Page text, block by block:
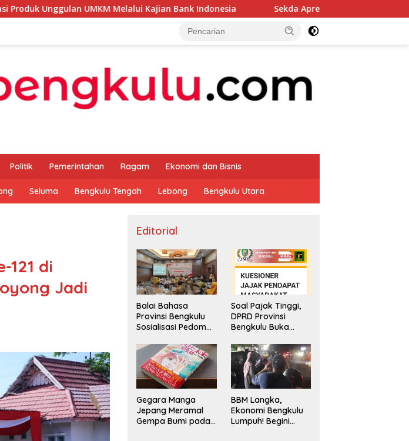
UMKM Melalui Kajian Bank Indonesia Sekda Apresiasi Inspektorat Provinsi Bengkulu
Politik Pemerintahan Ragam Ekonomi dan Bisnis
Seluma Bengkulu Tengah Lebong Bengkulu Utara
121 di
Jadi
Editorial
Balai Bahasa
Provinsi Bengkulu
Sosialisasi Pedoman
Penggunaan
Bahasa Indonesia
Soal Pajak Tinggi,
DPRD Provinsi
Bengkulu Buka
Pengaduan
Masyarakat
Gegara Manga
Jepang Meramal
Gempa Bumi pada
BBM Langka,
Ekonomi Bengkulu
Lumpuh! Begini